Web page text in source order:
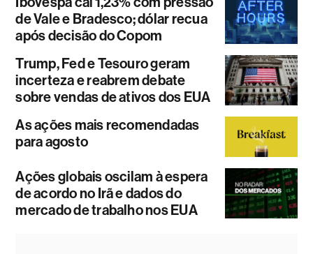
de Vale e Bradesco; dólar recua
após decisão do Copom
Trump, Fed e Tesouro geram
incerteza e reabrem debate
sobre vendas de ativos dos EUA
As ações mais recomendadas
para agosto
Ações globais oscilam à espera
de acordo no Irã e dados do
mercado de trabalho nos EUA